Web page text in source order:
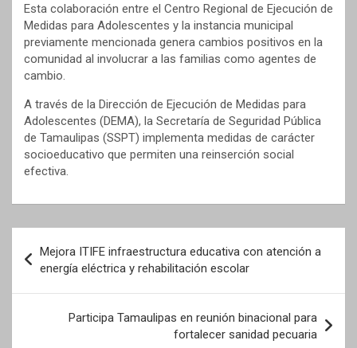
Esta colaboración entre el Centro Regional de Ejecución de
Medidas para Adolescentes y la instancia municipal
previamente mencionada genera cambios positivos en la
comunidad al involucrar a las familias como agentes de
cambio.
A través de la Dirección de Ejecución de Medidas para
Adolescentes (DEMA), la Secretaría de Seguridad Pública
de Tamaulipas (SSPT) implementa medidas de carácter
socioeducativo que permiten una reinserción social
efectiva.
de
entradas
Mejora ITIFE infraestructura educativa con atención a
energía eléctrica y rehabilitación escolar
Participa Tamaulipas en reunión binacional para
fortalecer sanidad pecuaria